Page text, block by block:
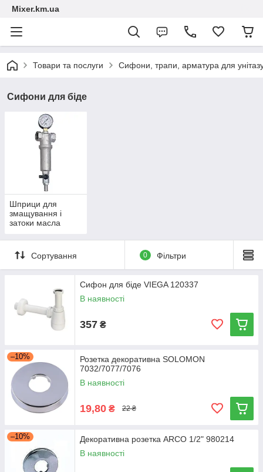
Mixer.km.ua
Товари та послуги Сифони, трапи, арматура для
Сифони для біде
Шприци для
змащування і
затоки масла
Сортування 0 Фільтри
Сифон для біде VIEGA 120337
В наявності
357 ₴
–10%
Розетка декоративна SOLOMON
7032/7077/7076
В наявності
19,80 ₴ 22 ₴
–10%
Декоративна розетка ARCO 1/2" 980214
В наявності